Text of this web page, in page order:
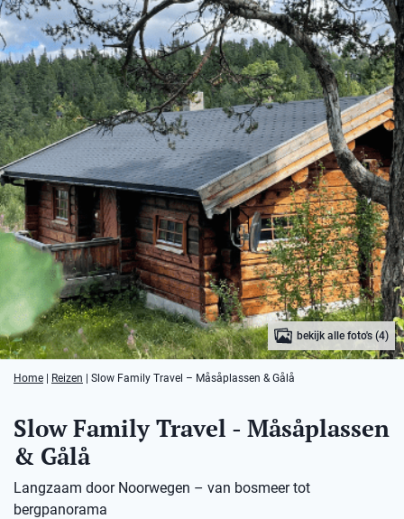
bekijk alle foto's (4)
Home Reizen Slow Family Travel – Måsåplassen & Gålå
Slow Family Travel - Måsåplassen
& Gålå
Langzaam door Noorwegen – van bosmeer tot
bergpanorama